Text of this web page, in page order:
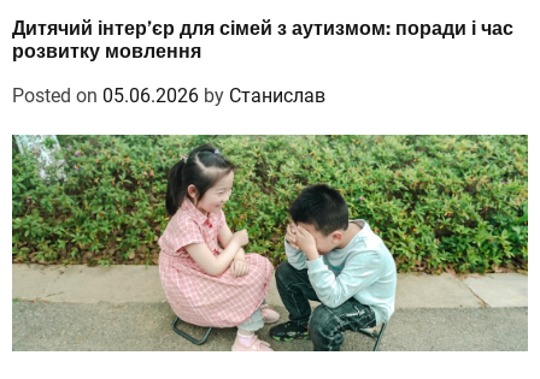
Дитячий інтер’єр для сімей з аутизмом: поради і час
розвитку мовлення
Posted on 05.06.2026 by Станислав